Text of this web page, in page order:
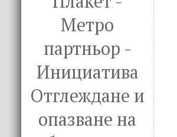
Метро
партньор -
Инициатива
Отглеждане и
опазване на